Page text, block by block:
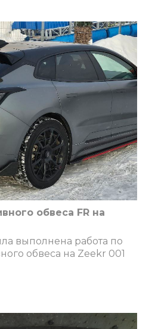
обвеса FR на
выполнена работа по
обвеса на Zeekr 001